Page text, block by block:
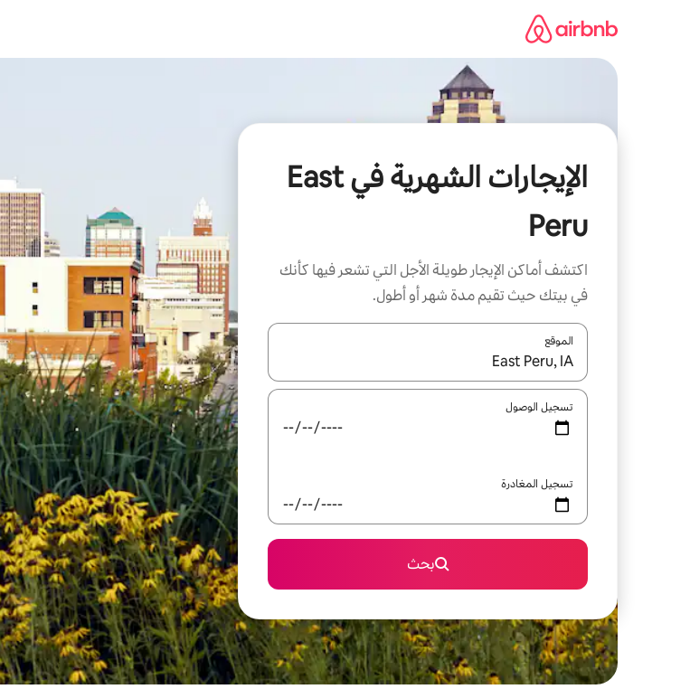
الإيجارات الشهرية في East
Peru
اكتشف أماكن الإيجار طويلة الأجل التي تشعر فيها كأنك
في بيتك حيث تقيم مدة شهر أو أطول.
الموقع
عند توفر النتائج، انتقل باستخدام السهمين لأعلى ولأسفل أو استكشف عن طريق اللمس أو السحب.
تسجيل الوصول
تسجيل المغادرة
بحث